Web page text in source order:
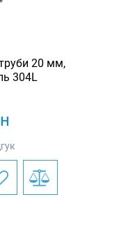
20 мм,
304L